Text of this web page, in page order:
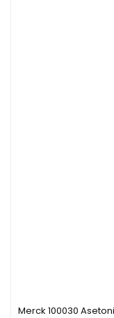
Merck 100030